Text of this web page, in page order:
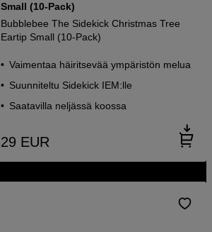
Small (10-Pack)
Bubblebee The Sidekick Christmas Tree
Eartip Small (10-Pack)
Vaimentaa häiritsevää ympäristön melua
Suunniteltu Sidekick IEM:lle
Saatavilla neljässä koossa
29 EUR